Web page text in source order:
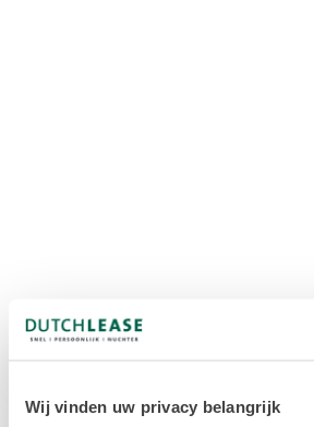
Wij vinden uw privacy belangrijk